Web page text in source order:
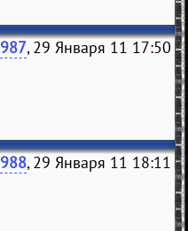
987, 29 Января 11 17:50
988, 29 Января 11 18:11